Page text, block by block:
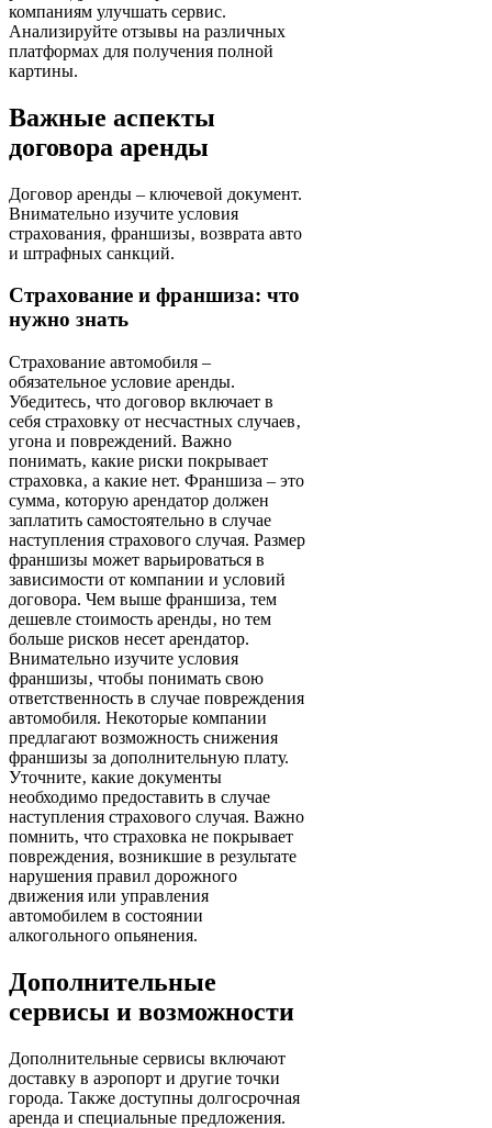
компаниям улучшать сервис.
Анализируйте отзывы на различных
платформах для получения полной
картины.
Важные аспекты
договора аренды
Договор аренды – ключевой документ.
Внимательно изучите условия
страхования‚ франшизы‚ возврата авто
и штрафных санкций.
Страхование и франшиза: что
нужно знать
Страхование автомобиля –
обязательное условие аренды.
Убедитесь‚ что договор включает в
себя страховку от несчастных случаев‚
угона и повреждений. Важно
понимать‚ какие риски покрывает
страховка‚ а какие нет. Франшиза – это
сумма‚ которую арендатор должен
заплатить самостоятельно в случае
наступления страхового случая. Размер
франшизы может варьироваться в
зависимости от компании и условий
договора. Чем выше франшиза‚ тем
дешевле стоимость аренды‚ но тем
больше рисков несет арендатор.
Внимательно изучите условия
франшизы‚ чтобы понимать свою
ответственность в случае повреждения
автомобиля. Некоторые компании
предлагают возможность снижения
франшизы за дополнительную плату.
Уточните‚ какие документы
необходимо предоставить в случае
наступления страхового случая. Важно
помнить‚ что страховка не покрывает
повреждения‚ возникшие в результате
нарушения правил дорожного
движения или управления
автомобилем в состоянии
алкогольного опьянения.
Дополнительные
сервисы и возможности
Дополнительные сервисы включают
доставку в аэропорт и другие точки
города. Также доступны долгосрочная
аренда и специальные предложения.